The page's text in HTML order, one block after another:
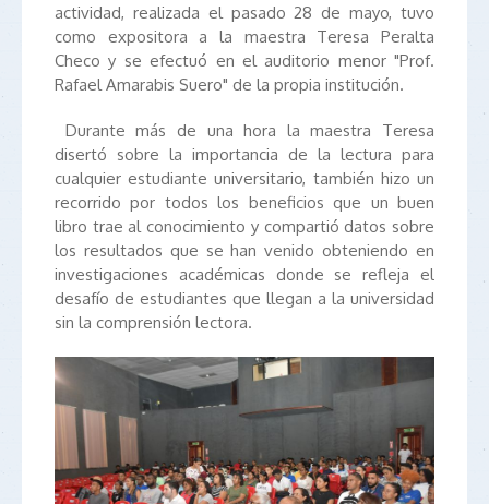
actividad, realizada el pasado 28 de mayo, tuvo
como expositora a la maestra Teresa Peralta
Checo y se efectuó en el auditorio menor "Prof.
Rafael Amarabis Suero" de la propia institución.
Durante más de una hora la maestra Teresa
disertó sobre la importancia de la lectura para
cualquier estudiante universitario, también hizo un
recorrido por todos los beneficios que un buen
libro trae al conocimiento y compartió datos sobre
los resultados que se han venido obteniendo en
investigaciones académicas donde se refleja el
desafío de estudiantes que llegan a la universidad
sin la comprensión lectora.